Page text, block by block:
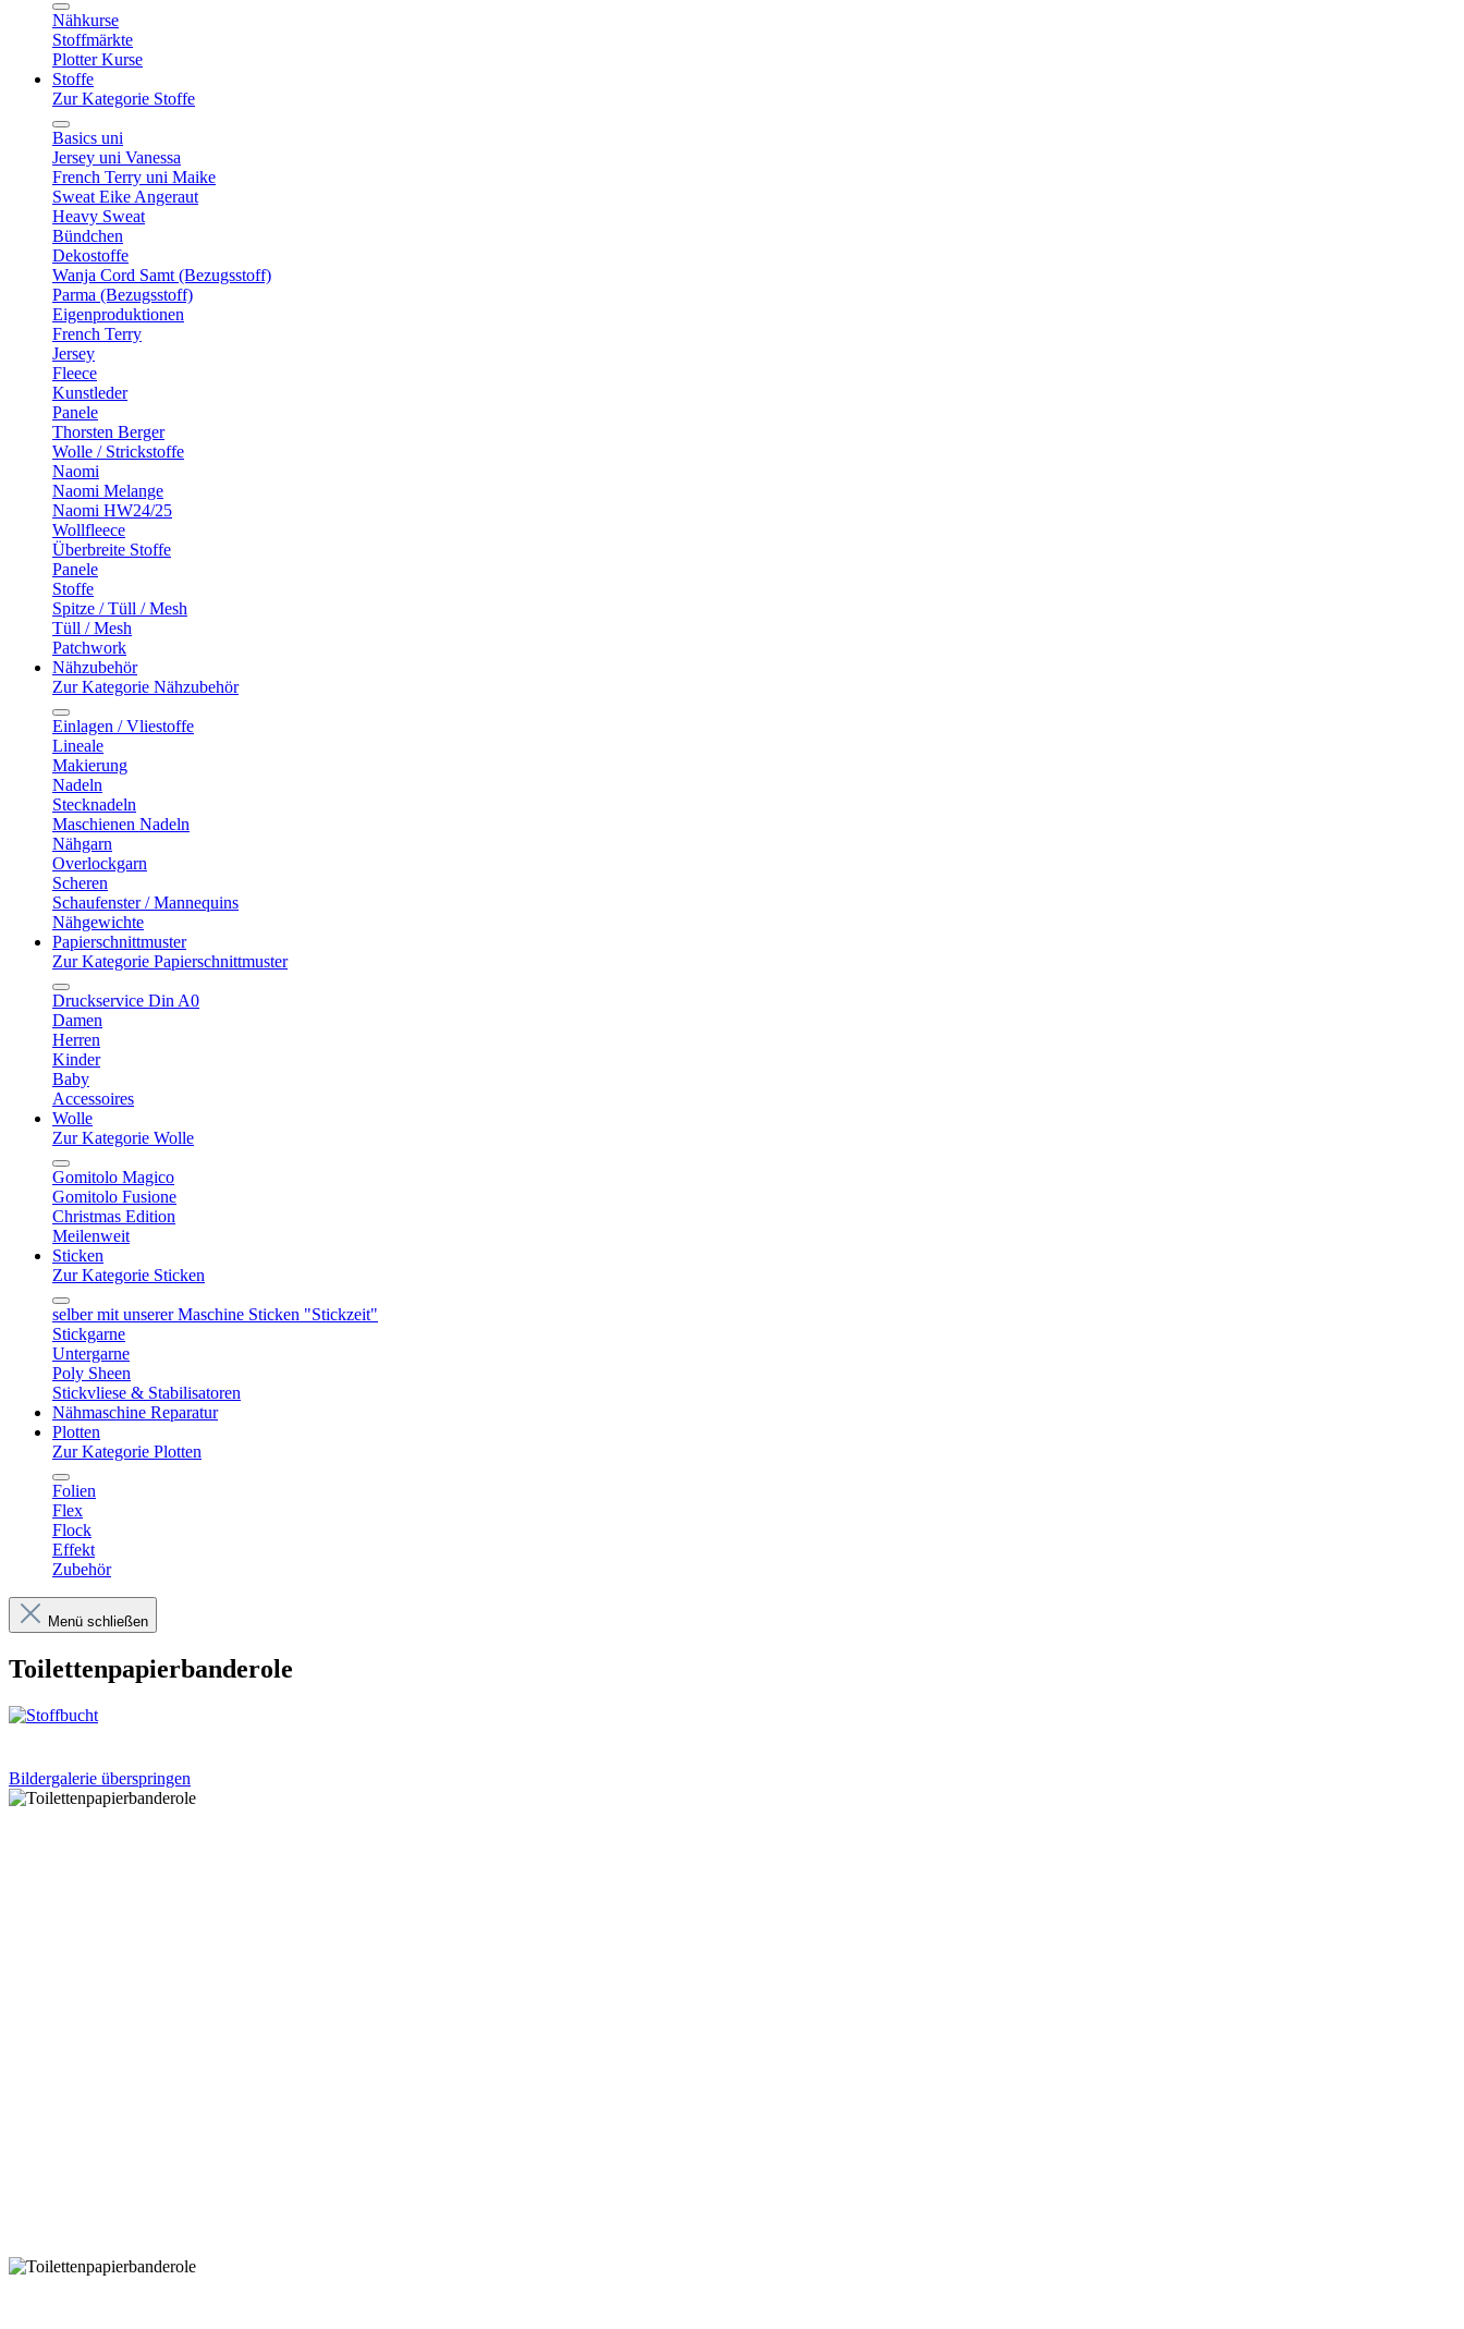
Nähkurse
Stoffmärkte
Plotter Kurse
Stoffe
Zur Kategorie Stoffe
Basics uni
Jersey uni Vanessa
French Terry uni Maike
Sweat Eike Angeraut
Heavy Sweat
Bündchen
Dekostoffe
Wanja Cord Samt (Bezugsstoff)
Parma (Bezugsstoff)
Eigenproduktionen
French Terry
Jersey
Fleece
Kunstleder
Panele
Thorsten Berger
Wolle / Strickstoffe
Naomi
Naomi Melange
Naomi HW24/25
Wollfleece
Überbreite Stoffe
Panele
Stoffe
Spitze / Tüll / Mesh
Tüll / Mesh
Patchwork
Nähzubehör
Zur Kategorie Nähzubehör
Einlagen / Vliestoffe
Lineale
Makierung
Nadeln
Stecknadeln
Maschienen Nadeln
Nähgarn
Overlockgarn
Scheren
Schaufenster / Mannequins
Nähgewichte
Papierschnittmuster
Zur Kategorie Papierschnittmuster
Druckservice Din A0
Damen
Herren
Kinder
Baby
Accessoires
Wolle
Zur Kategorie Wolle
Gomitolo Magico
Gomitolo Fusione
Christmas Edition
Meilenweit
Sticken
Zur Kategorie Sticken
selber mit unserer Maschine Sticken "Stickzeit"
Stickgarne
Untergarne
Poly Sheen
Stickvliese & Stabilisatoren
Nähmaschine Reparatur
Plotten
Zur Kategorie Plotten
Folien
Flex
Flock
Effekt
Zubehör
Menü schließen
Toilettenpapierbanderole
Bildergalerie überspringen